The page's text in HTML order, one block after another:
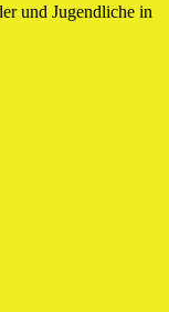
und Jugendliche in